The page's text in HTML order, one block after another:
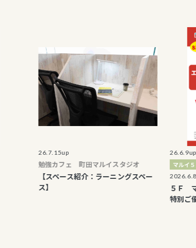
26.7.15up
勉強カフェ 町田マルイスタジオ
【スペース紹介：ラーニングスペー
26.6.9up
マルイ５Ｆマイム
2026.6.8 〜
５Ｆ マイム
特別ご優待の